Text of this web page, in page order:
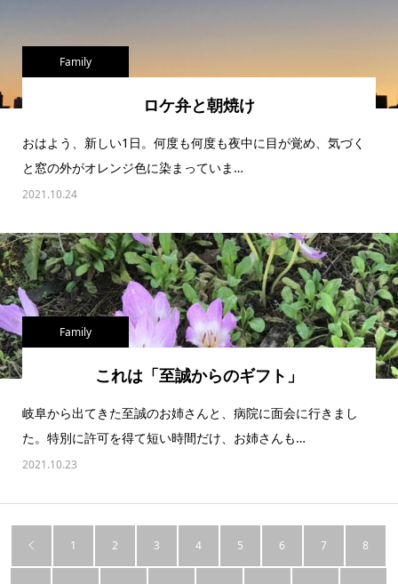
Family
ロケ弁と朝焼け
おはよう、新しい1日。何度も何度も夜中に目が覚め、気づく
と窓の外がオレンジ色に染まっていま…
2021.10.24
Family
これは「至誠からのギフト」
岐阜から出てきた至誠のお姉さんと、病院に面会に行きまし
た。特別に許可を得て短い時間だけ、お姉さんも…
2021.10.23
1 2 3 4 5 6 7 8